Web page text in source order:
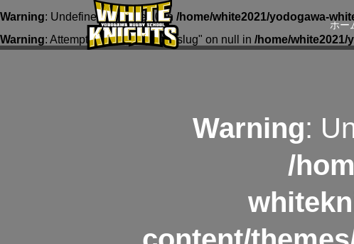
ホー
Warning: Undefined array key 0 in /home/white2021/yodogawa-
Warning: Attempt to read property "slug" on null in /home/
Warning:
/